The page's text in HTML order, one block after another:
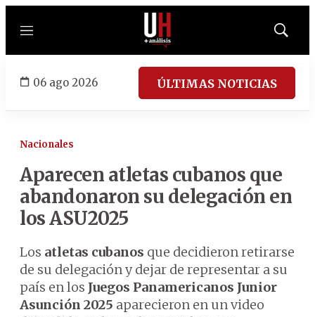
Menú
Mostrar
06 ago 2026 ÚLTIMAS NOTICIAS
Nacionales
Aparecen atletas cubanos que
abandonaron su delegación en
los ASU2025
Los atletas cubanos que decidieron retirarse
de su delegación y dejar de representar a su
país en los Juegos Panamericanos Junior
Asunción 2025 aparecieron en un video